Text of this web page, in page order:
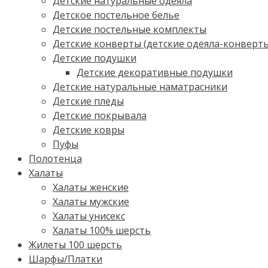
Детское постельное белье
Детские постельные комплекты
Детские конверты (детские одеяла-
Детские подушки
Детские декоративные подушки
Детские натуральные наматрасники
Детские пледы
Детские покрывала
Детские ковры
Пуфы
Полотенца
Халаты
Халаты женские
Халаты мужские
Халаты унисекс
Халаты 100% шерсть
Жилеты 100 шерсть
Шарфы/Платки